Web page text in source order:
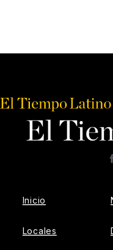
Inicio
Locales